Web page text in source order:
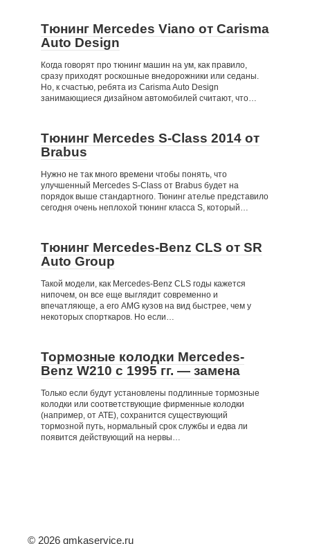
Тюнинг Mercedes Viano от Carisma
Auto Design
Когда говорят про тюнинг машин на ум, как правило,
сразу приходят роскошные внедорожники или седаны.
Но, к счастью, ребята из Carisma Auto Design
занимающиеся дизайном автомобилей считают, что…
Тюнинг Mercedes S-Class 2014 от
Brabus
Нужно не так много времени чтобы понять, что
улучшенный Mercedes S-Class от Brabus будет на
порядок выше стандартного. Тюнинг ателье представило
сегодня очень неплохой тюнинг класса S, который…
Тюнинг Mercedes-Benz CLS от SR
Auto Group
Такой модели, как Mercedes-Benz CLS годы кажется
нипочем, он все еще выглядит современно и
впечатляюще, а его AMG кузов на вид быстрее, чем у
некоторых спорткаров. Но если…
Тормозные колодки Mercedes-
Benz W210 c 1995 гг. — замена
Только если будут установлены подлинные тормозные
колодки или соответствующие фирменные колодки
(например, от ATE), сохранится существующий
тормозной путь, нормальный срок службы и едва ли
появится действующий на нервы…
© 2026 gmkaservice.ru